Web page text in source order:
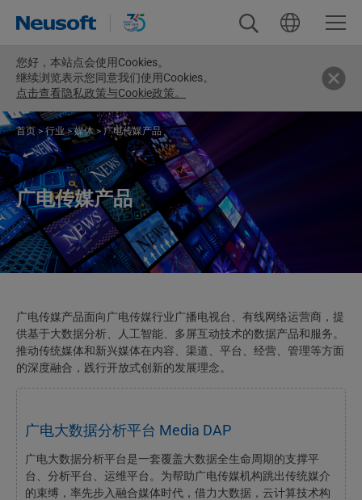
您好， 本站点会使用Cookies。
继续浏览表示您同意我们使用Cookies。
点击查看隐私政策与Cookie政策。
首页>行业>媒体>广电传媒产品
广电传媒产品
广电传媒产品面向广电传媒行业广播电视台、有线网络运营商，提
供基于大数据分析、人工智能、多屏互动技术的数据产品和服务。
推动传统媒体和新兴媒体在内容、渠道、平台、经营、管理等方面
的深度融合，践行开放式创新的发展理念。
广电大数据分析平台 Media DAP
广电大数据分析平台是一套覆盖大数据全生命周期的支撑平
台、分析平台、运维平台。为帮助广电传媒机构跳出传统媒介
的束缚，率先步入融合媒体时代，借力大数据，云计算技术构